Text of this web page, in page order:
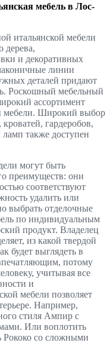
мебель в Лос-
итальянской мебели
дерева,
и декоративных
линии
деталей придают
Роскошный мебельный
ассортимент
мебели. Широкий выбор
гардеробов,
также доступен
могут быть
преимуществ: они
соответствуют
удалить или
выбрать отделочные
по индивидуальным
продукт. Владелец
из какой твердой
будет выглядеть в
потому
учитывая все
и
мебели позволяет
Например,
стиля Ампир с
Или воплотить
Рококо со сложными